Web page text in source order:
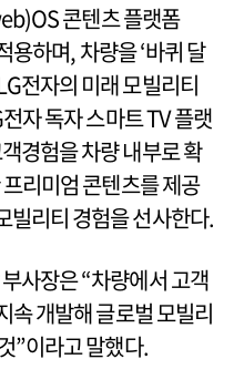
콘텐츠 플랫폼
용하며, 차량을 ‘바퀴 달
전자의 미래 모빌리티
자 독자 스마트 TV 플랫
경험을 차량 내부로 확
리미엄 콘텐츠를 제공
빌리티 경험을 선사한다.
사장은 “차량에서 고객
속 개발해 글로벌 모빌리
”이라고 말했다.